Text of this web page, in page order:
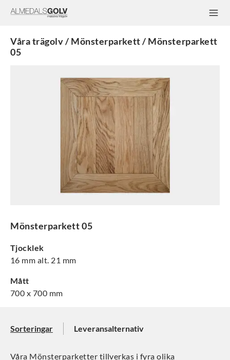
Våra trägolv / Mönsterparkett / Mönsterparkett
05
Mönsterparkett 05
Tjocklek
16 mm alt. 21 mm
Mått
700 x 700 mm
Sorteringar Leveransalternativ
Våra Mönsterparketter tillverkas i fyra olika